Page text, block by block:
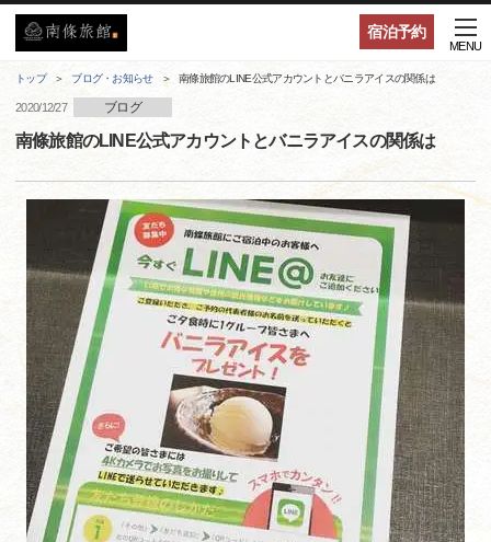
宿泊予約
MENU
トップ ブログ・お知らせ 南條旅館のLINE公式アカウントとバニラアイスの関係は
2020/12/27 ブログ
南條旅館のLINE公式アカウントとバニラアイスの関係は